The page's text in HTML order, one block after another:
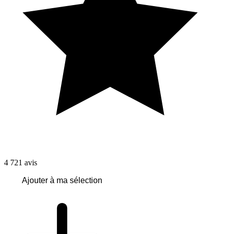
4 721 avis
Ajouter à ma sélection